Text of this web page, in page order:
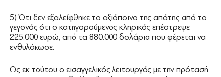
5) Ότι δεν εξαλείφθηκε το αξιόποινο της απάτης από το
γεγονός ότι ο κατηγορούμενος κληρικός επέστρεψε
225.000 ευρώ, από τα 880.000 δολάρια που φέρεται να
ενθυλάκωσε.
Ως εκ τούτου ο εισαγγελικός λειτουργός με την πρότασή